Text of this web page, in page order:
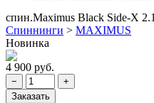
спин.Maximus Black Side-X
Спиннинги > MAXIMUS
Новинка
4 900 руб.